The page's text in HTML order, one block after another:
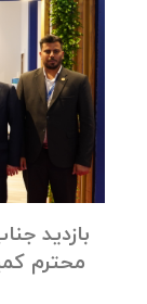
بازدید
محترم